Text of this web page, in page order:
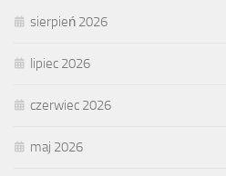
sierpień 2026
lipiec 2026
czerwiec 2026
maj 2026